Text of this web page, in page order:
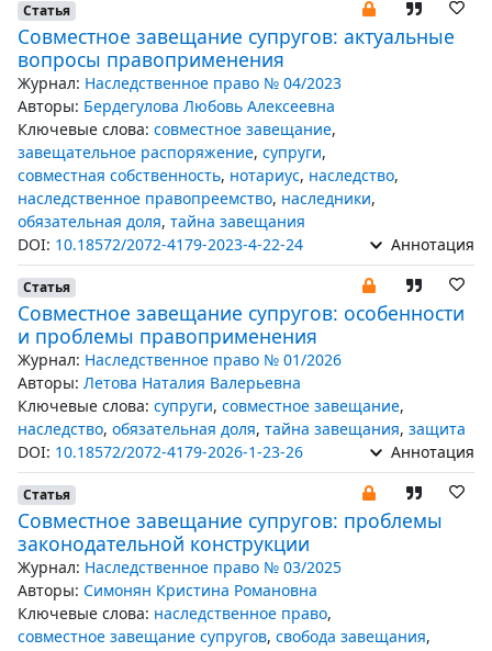
Статья
Совместное завещание супругов: актуальные
вопросы правоприменения
Журнал: Наследственное право № 04/2023
Авторы: Бердегулова Любовь Алексеевна
Ключевые слова: совместное завещание,
завещательное распоряжение, супруги,
совместная собственность, нотариус, наследство,
наследственное правопреемство, наследники,
обязательная доля, тайна завещания
DOI: 10.18572/2072-4179-2023-4-22-24 Аннотация
Статья
Совместное завещание супругов: особенности
и проблемы правоприменения
Журнал: Наследственное право № 01/2026
Авторы: Летова Наталия Валерьевна
Ключевые слова: супруги, совместное завещание,
наследство, обязательная доля, тайна завещания, защита
DOI: 10.18572/2072-4179-2026-1-23-26 Аннотация
Статья
Совместное завещание супругов: проблемы
законодательной конструкции
Журнал: Наследственное право № 03/2025
Авторы: Симонян Кристина Романовна
Ключевые слова: наследственное право,
совместное завещание супругов, свобода завещания,